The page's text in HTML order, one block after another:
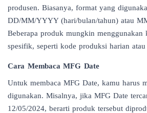
produsen. Biasanya, format yang
DD/MM/YYYY (hari/bulan/tahun) atau
Beberapa produk mungkin menggunakan
spesifik, seperti kode produksi harian
Cara Membaca MFG Date
Untuk membaca MFG Date, kamu harus
digunakan. Misalnya, jika MFG Date
12/05/2024, berarti produk tersebut